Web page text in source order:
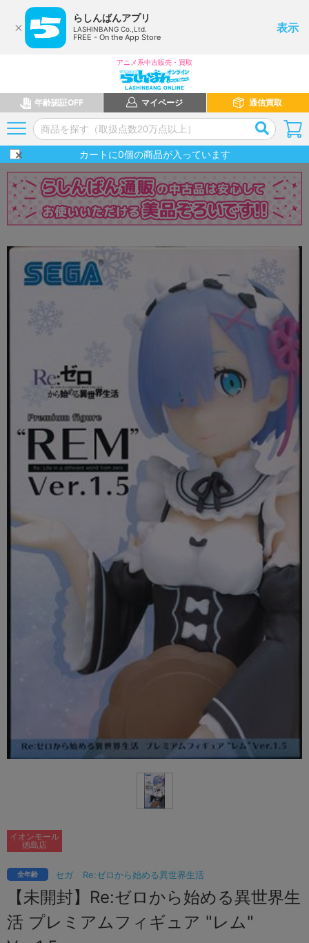
らしんばんアプリ
LASHINBANG Co.,Ltd.
FREE - On the App Store
表示
アニメ系中古販売・買取
年齢認証OFF マイページ 通信買取
カートに0個の商品が入っています
セガ Re:ゼロから始める異世界生活
全年齢
【未開封】Re:ゼロから始める異世界生
活 プレミアムフィギュア "レム"
イオンモール
徳島店